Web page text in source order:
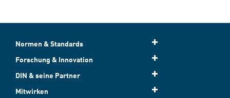
Normen & Standards
Forschung & Innovation
DIN & seine Partner
Mitwirken